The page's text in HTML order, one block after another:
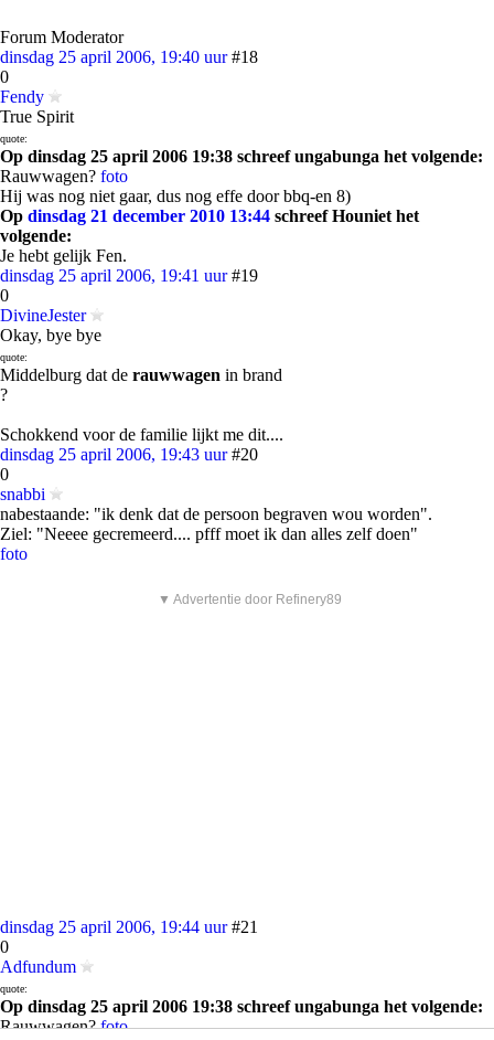
Forum Moderator
dinsdag 25 april 2006, 19:40 uur #18
0
Fendy
True Spirit
quote:
Op dinsdag 25 april 2006 19:38 schreef ungabunga het volgende:
Rauwwagen? foto
Hij was nog niet gaar, dus nog effe door bbq-en 8)
Op dinsdag 21 december 2010 13:44 schreef Houniet het
volgende:
Je hebt gelijk Fen.
dinsdag 25 april 2006, 19:41 uur #19
0
DivineJester
Okay, bye bye
quote:
Middelburg dat de rauwwagen in brand
?
Schokkend voor de familie lijkt me dit....
dinsdag 25 april 2006, 19:43 uur #20
0
snabbi
nabestaande: "ik denk dat de persoon begraven wou worden".
Ziel: "Neeee gecremeerd.... pfff moet ik dan alles zelf doen"
foto
▼ Advertentie door Refinery89
dinsdag 25 april 2006, 19:44 uur #21
0
Adfundum
quote:
Op dinsdag 25 april 2006 19:38 schreef ungabunga het volgende:
Rauwwagen?foto